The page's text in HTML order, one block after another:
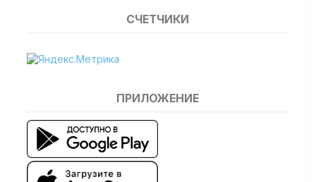
СЧЕТЧИКИ
ПРИЛОЖЕНИЕ